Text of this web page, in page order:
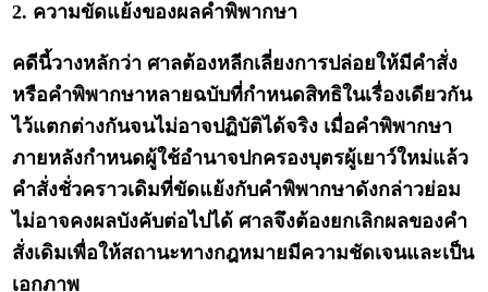
2. ความขัดแย้งของผลคำพิพากษา
คดีนี้วางหลักว่า ศาลต้องหลีกเลี่ยงการปล่อยให้มีคำสั่ง
หรือคำพิพากษาหลายฉบับที่กำหนดสิทธิในเรื่องเดียวกัน
ไว้แตกต่างกันจนไม่อาจปฏิบัติได้จริง เมื่อคำพิพากษา
ภายหลังกำหนดผู้ใช้อำนาจปกครองบุตรผู้เยาว์ใหม่แล้ว
คำสั่งชั่วคราวเดิมที่ขัดแย้งกับคำพิพากษาดังกล่าวย่อม
ไม่อาจคงผลบังคับต่อไปได้ ศาลจึงต้องยกเลิกผลของคำ
สั่งเดิมเพื่อให้สถานะทางกฎหมายมีความชัดเจนและเป็น
เอกภาพ